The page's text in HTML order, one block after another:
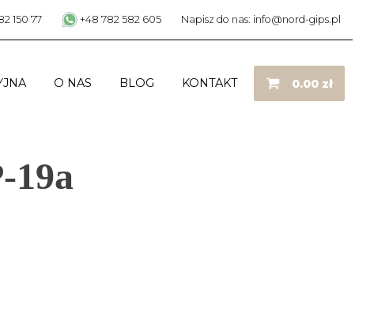
150 77 +48 782 582 605 Napisz do nas: info@nord-gips.pl
O NAS BLOG KONTAKT 0.00 zł
19a